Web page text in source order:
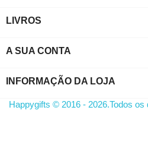
LIVROS
A SUA CONTA
INFORMAÇÃO DA LOJA
Happygifts © 2016 - 2026.Todos os